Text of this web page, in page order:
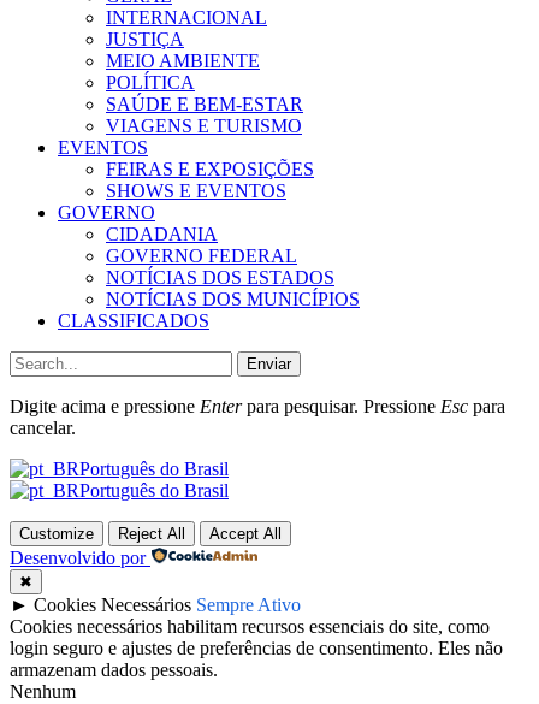
INTERNACIONAL
JUSTIÇA
MEIO AMBIENTE
POLÍTICA
SAÚDE E BEM-ESTAR
VIAGENS E TURISMO
EVENTOS
FEIRAS E EXPOSIÇÕES
SHOWS E EVENTOS
GOVERNO
CIDADANIA
GOVERNO FEDERAL
NOTÍCIAS DOS ESTADOS
NOTÍCIAS DOS MUNICÍPIOS
CLASSIFICADOS
Enviar
Digite acima e pressione Enterpara pesquisar. Pressione Esc para
cancelar.
Português do Brasil
Português do Brasil
Customize Reject All Accept All
Desenvolvido por
✖
► Cookies Necessários Sempre Ativo
Cookies necessários habilitam recursos essenciais do site, como
login seguro e ajustes de preferências de consentimento. Eles não
armazenam dados pessoais.
Nenhum